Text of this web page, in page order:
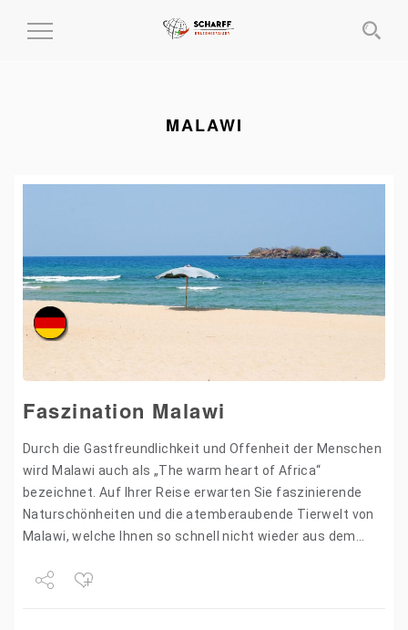
MENÜ
MALAWI
Faszination Malawi
Durch die Gastfreundlichkeit und Offenheit der Menschen
wird Malawi auch als „The warm heart of Africa“
bezeichnet. Auf Ihrer Reise erwarten Sie faszinierende
Naturschönheiten und die atemberaubende Tierwelt von
Malawi, welche Ihnen so schnell nicht wieder aus dem